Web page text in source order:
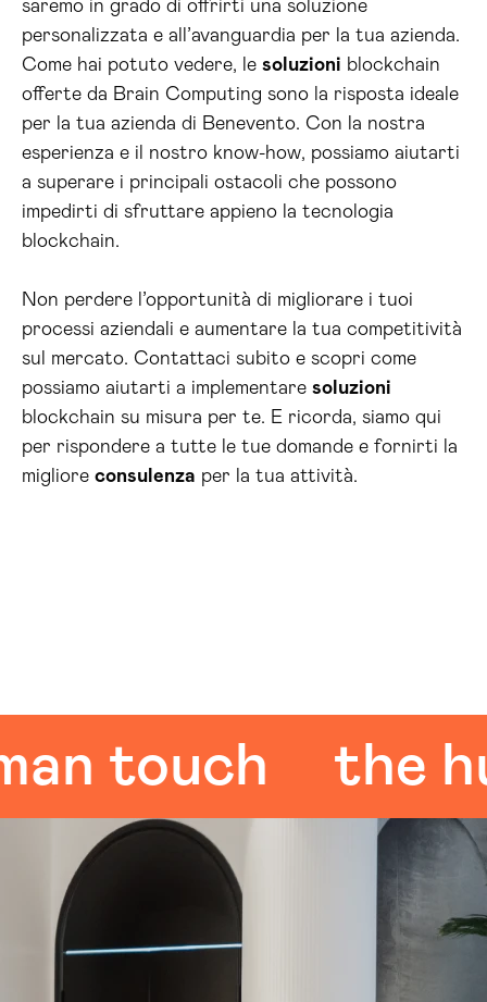
saremo in grado di offrirti una soluzione
personalizzata e all’avanguardia per la tua azienda.
Come hai potuto vedere, le soluzioni blockchain
offerte da Brain Computing sono la risposta ideale
per la tua azienda di Benevento. Con la nostra
esperienza e il nostro know-how, possiamo aiutarti
a superare i principali ostacoli che possono
impedirti di sfruttare appieno la tecnologia
blockchain.
Non perdere l’opportunità di migliorare i tuoi
processi aziendali e aumentare la tua competitività
sul mercato. Contattaci subito e scopri come
possiamo aiutarti a implementare soluzioni
blockchain su misura per te. E ricorda, siamo qui
per rispondere a tutte le tue domande e fornirti la
migliore consulenza per la tua attività.
the